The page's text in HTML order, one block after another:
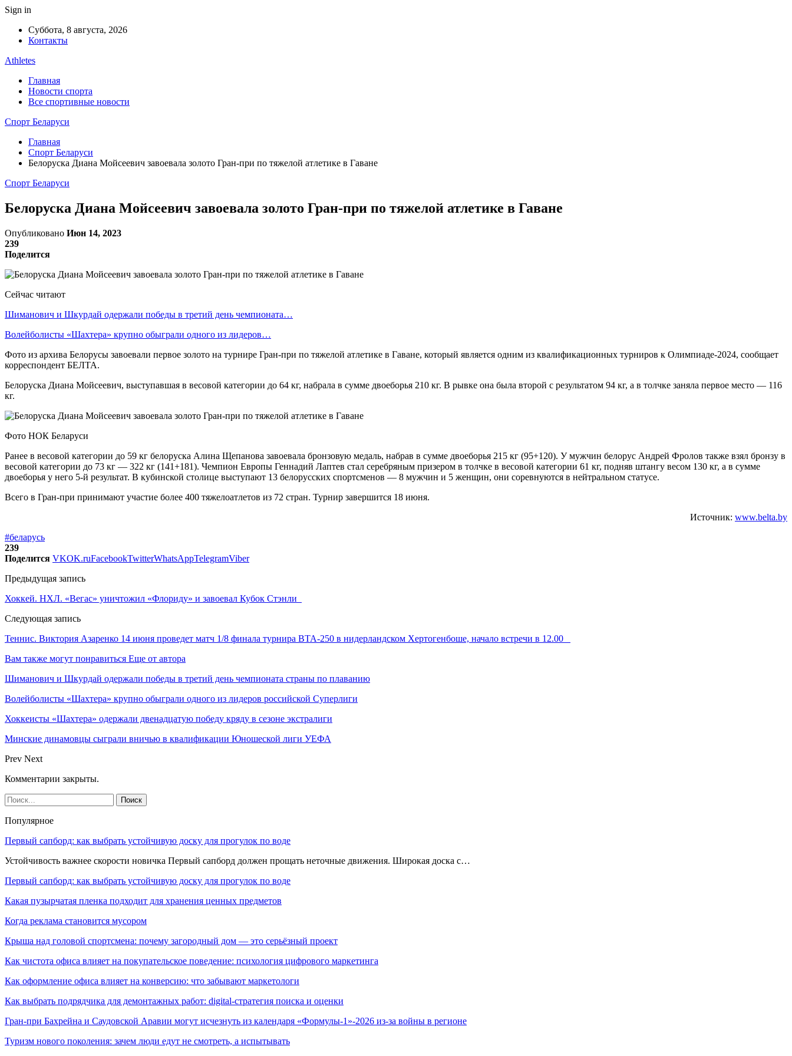
Sign in
Суббота, 8 августа, 2026
Контакты
Athletes
Главная
Новости спорта
Все спортивные новости
Спорт Беларуси
Главная
Спорт Беларуси
Белоруска Диана Мойсеевич завоевала золото Гран-при по тяжелой атлетике в Гаване
Спорт Беларуси
Белоруска Диана Мойсеевич завоевала золото Гран-при по тяжелой атлетике в Гаване
Опубликовано Июн 14, 2023
239
Поделится
Сейчас читают
Шиманович и Шкурдай одержали победы в третий день чемпионата…
Волейболисты «Шахтера» крупно обыграли одного из лидеров…
Фото из архива Белорусы завоевали первое золото на турнире Гран-при по тяжелой атлетике в Гаване, который является одним из квалификационных турниров к Олимпиаде-2024, сообщает
корреспондент БЕЛТА.
Белоруска Диана Мойсеевич, выступавшая в весовой категории до 64 кг, набрала в сумме двоеборья 210 кг. В рывке она была второй с результатом 94 кг, а в толчке заняла первое место — 116
кг.
Фото НОК Беларуси
Ранее в весовой категории до 59 кг белоруска Алина Щепанова завоевала бронзовую медаль, набрав в сумме двоеборья 215 кг (95+120). У мужчин белорус Андрей Фролов также взял бронзу в
весовой категории до 73 кг — 322 кг (141+181). Чемпион Европы Геннадий Лаптев стал серебряным призером в толчке в весовой категории 61 кг, подняв штангу весом 130 кг, а в сумме
двоеборья у него 5-й результат. В кубинской столице выступают 13 белорусских спортсменов — 8 мужчин и 5 женщин, они соревнуются в нейтральном статусе.
Всего в Гран-при принимают участие более 400 тяжелоатлетов из 72 стран. Турнир завершится 18 июня.
Источник: www.belta.by
#беларусь
239
Поделится VKOK.ruFacebookTwitterWhatsAppTelegramViber
Предыдущая запись
Хоккей. НХЛ. «Вегас» уничтожил «Флориду» и завоевал Кубок Стэнли
Следующая запись
Теннис. Виктория Азаренко 14 июня проведет матч 1/8 финала турнира ВТА-250 в нидерландском Хертогенбоше, начало встречи в 12.00
Вам также могут понравиться Еще от автора
Шиманович и Шкурдай одержали победы в третий день чемпионата страны по плаванию
Волейболисты «Шахтера» крупно обыграли одного из лидеров российской Суперлиги
Хоккеисты «Шахтера» одержали двенадцатую победу кряду в сезоне экстралиги
Минские динамовцы сыграли вничью в квалификации Юношеской лиги УЕФА
Prev Next
Комментарии закрыты.
Популярное
Первый сапборд: как выбрать устойчивую доску для прогулок по воде
Устойчивость важнее скорости новичка Первый сапборд должен прощать неточные движения. Широкая доска с…
Первый сапборд: как выбрать устойчивую доску для прогулок по воде
Какая пузырчатая пленка подходит для хранения ценных предметов
Когда реклама становится мусором
Крыша над головой спортсмена: почему загородный дом — это серьёзный проект
Как чистота офиса влияет на покупательское поведение: психология цифрового маркетинга
Как оформление офиса влияет на конверсию: что забывают маркетологи
Как выбрать подрядчика для демонтажных работ: digital-стратегия поиска и оценки
Гран-при Бахрейна и Саудовской Аравии могут исчезнуть из календаря «Формулы-1»-2026 из-за войны в регионе
Туризм нового поколения: зачем люди едут не смотреть, а испытывать